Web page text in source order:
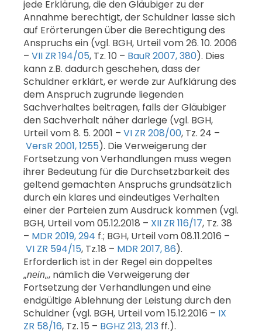
jede Erklärung, die den Gläubiger zu der
Annahme berechtigt, der Schuldner lasse sich
auf Erörterungen über die Berechtigung des
Anspruchs ein (vgl. BGH, Urteil vom 26. 10. 2006
– VII ZR 194/05, Tz. 10 – BauR 2007, 380). Dies
kann z.B. dadurch geschehen, dass der
Schuldner erklärt, er werde zur Aufklärung des
dem Anspruch zugrunde liegenden
Sachverhaltes beitragen, falls der Gläubiger
den Sachverhalt näher darlege (vgl. BGH,
Urteil vom 8. 5. 2001 – VI ZR 208/00, Tz. 24 –
VersR 2001, 1255). Die Verweigerung der
Fortsetzung von Verhandlungen muss wegen
ihrer Bedeutung für die Durchsetzbarkeit des
geltend gemachten Anspruchs grundsätzlich
durch ein klares und eindeutiges Verhalten
einer der Parteien zum Ausdruck kommen (vgl.
BGH, Urteil vom 05.12.2018 – XII ZR 116/17, Tz. 38
– MDR 2019, 294 f.; BGH, Urteil vom 08.11.2016 –
VI ZR 594/15, Tz.18 – MDR 2017, 86).
Erforderlich ist in der Regel ein doppeltes
„nein„, nämlich die Verweigerung der
Fortsetzung der Verhandlungen und eine
endgültige Ablehnung der Leistung durch den
Schuldner (vgl. BGH, Urteil vom 15.12.2016 – IX
ZR 58/16, Tz. 15 – BGHZ 213, 213 ff.).